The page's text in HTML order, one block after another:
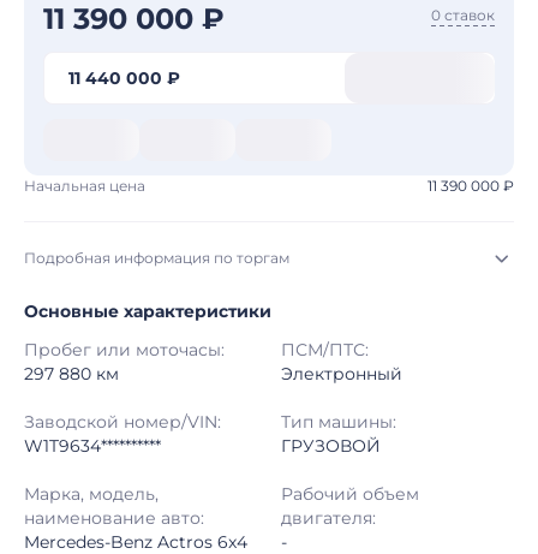
11 390 000 ₽ 0 ставок
11 440 000 ₽
Начальная цена 11 390 000 ₽
Подробная информация по торгам
Начало торгов: 31.07.2026, 19:08 МСК
Конец торгов: 07.08.2026, 19:48 МСК
Тип аукциона: Открытые торги
Шаг торгов: 50 000 ₽
Основные характеристики
Пробег или моточасы:
297 880 км
ПСМ/ПТС:
Электронный
Заводской номер/VIN:
W1T9634**********
Тип машины:
ГРУЗОВОЙ
Марка, модель,
наименование авто:
Mercedes-Benz Actros 6x4
Рабочий объем
двигателя:
-